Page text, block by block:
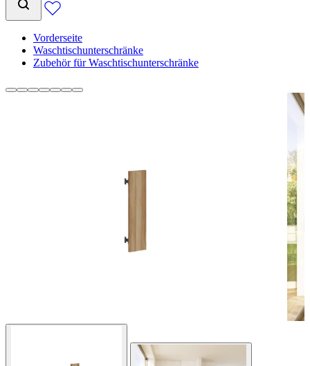
Vorderseite
Waschtischunterschränke
Zubehör für Waschtischunterschränke